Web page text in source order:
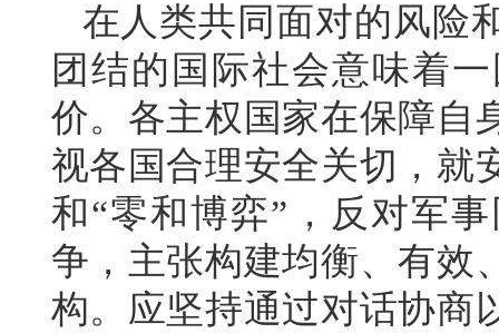
在人类共同面对的风险
团结的国际社会意味着
价。各主权国家在保障自
视各国合理安全关切，就
和“零和博弈”，反对军
争，主张构建均衡、有效
构。应坚持通过对话协商